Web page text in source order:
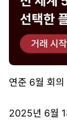
연준 6월 회의
2025년 6월